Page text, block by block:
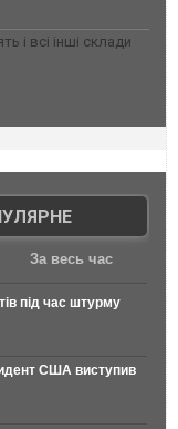
і всі інші склади
За весь час
під час штурму
США виступив